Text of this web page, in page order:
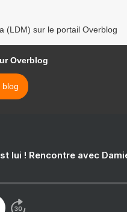
(LDM) sur le portail Overblog
Overblog
blog
lui ! Rencontre avec